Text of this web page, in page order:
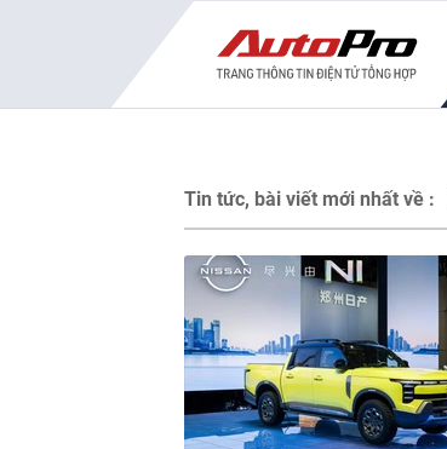
Tin tức, bài viết mới nhất về :